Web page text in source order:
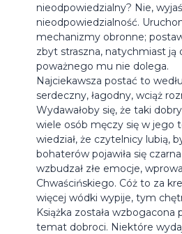
nieodpowiedzialny? Nie,
nieodpowiedzialność.
mechanizmy obronne;
zbyt straszna, natychmiast ją
poważnego mu nie dolega.
Najciekawsza postać to
serdeczny, łagodny, wciąż
Wydawałoby się, że taki
wiele osób męczy się w jego
wiedział, że czytelnicy lubią,
bohaterów pojawiła się
wzbudzał złe emocje,
Chwaścińskiego. Cóż to za
więcej wódki wypije, tym
Książka została
temat dobroci. Niektóre